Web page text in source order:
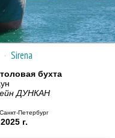
· Sirena
бухта
ДУНКАН
Санкт-Петербург
г.